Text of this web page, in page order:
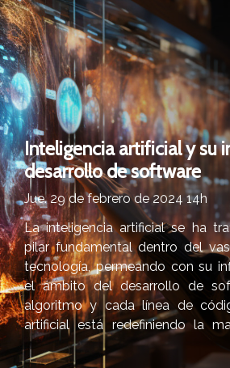
Inteligencia artificial y su
desarrollo de software
Jue. 29 de febrero de 2024 14h
La inteligencia artificial se ha
pilar fundamental dentro del
tecnología, permeando con su
el ámbito del desarrollo de
algoritmo y cada línea de
artificial está redefiniendo la
programas son concebidos,
Este tema, tan rico en matices